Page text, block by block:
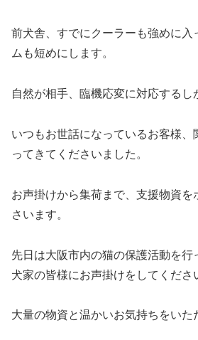
前犬舎、すでにクーラーも強めに入
ムも短めにします。
自然が相手、臨機応変に対応するし
いつもお世話になっているお客様、
ってきてくださいました。
お声掛けから集荷まで、支援物資を
さいます。
先日は大阪市内の猫の保護活動を行
犬家の皆様にお声掛けをしてくださ
大量の物資と温かいお気持ちをいた